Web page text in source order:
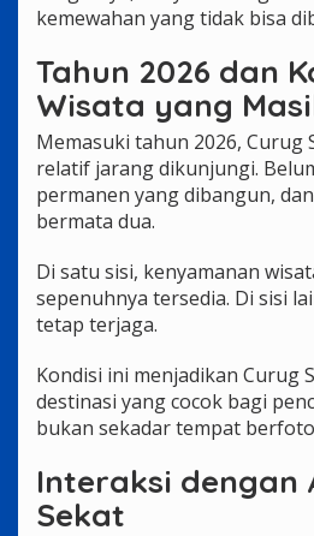
kemewahan yang tidak bisa
Tahun 2026 dan
Wisata yang
Memasuki tahun 2026, Curug
relatif jarang dikunjungi.
permanen yang dibangun,
bermata dua.
Di satu sisi, kenyamanan
sepenuhnya tersedia. Di sisi
tetap terjaga.
Kondisi ini menjadikan Curug
destinasi yang cocok bagi
bukan sekadar tempat
Interaksi dengan
Sekat